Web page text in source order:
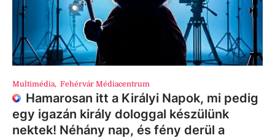
Multimédia, Fehérvár Médiacentrum
Hamarosan itt a Királyi Napok, mi pedig
egy igazán király dologgal készülünk
nektek! Néhány nap, és fény derül a